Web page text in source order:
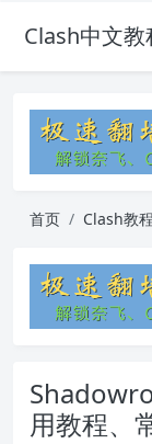
Clash中文教
首页 Clash教程
用教程、